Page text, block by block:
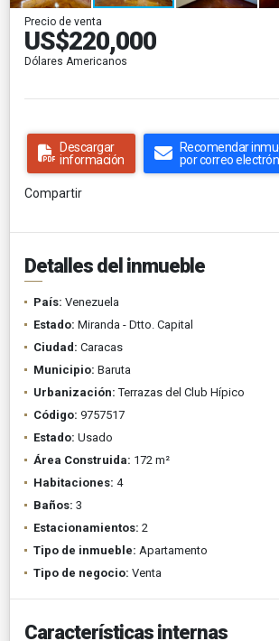
Precio de venta
US$220,000
Dólares Americanos
Descargar
información
Recomendar
por correo
Compartir
Detalles del inmueble
País: Venezuela
Estado: Miranda - Dtto. Capital
Ciudad: Caracas
Municipio: Baruta
Urbanización: Terrazas del Club Hípico
Código: 9757517
Estado: Usado
Área Construida: 172 m²
Habitaciones: 4
Baños: 3
Estacionamientos: 2
Tipo de inmueble: Apartamento
Tipo de negocio: Venta
Características internas